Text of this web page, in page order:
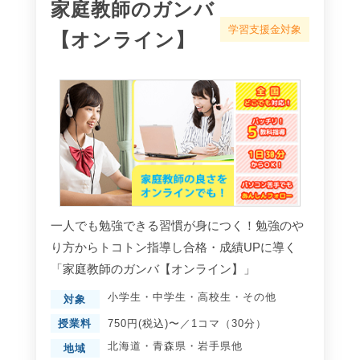
家庭教師のガンバ
【オンライン】
学習支援金対象
一人でも勉強できる習慣が身につく！勉強のや
り方からトコトン指導し合格・成績UPに導く
「家庭教師のガンバ【オンライン】」
対象 小学生 ・ 中学生 ・ 高校生 ・ その他
授業料 750円(税込)〜／1コマ（30分）
地域 北海道 ・ 青森県 ・ 岩手県他